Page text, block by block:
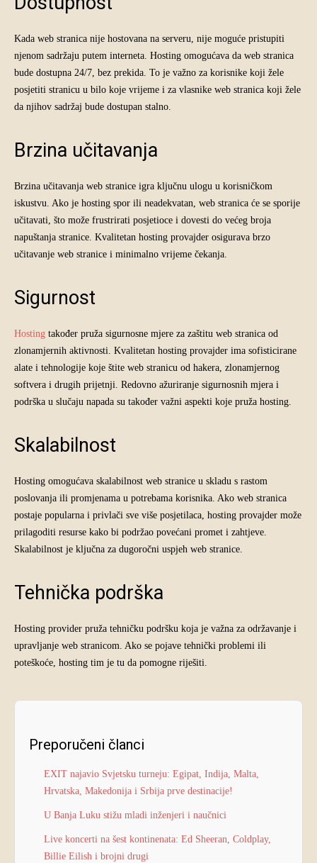
Kada web stranica nije hostovana na serveru, nije moguće pristupiti
njenom sadržaju putem interneta. Hosting omogućava da web stranica
bude dostupna 24/7, bez prekida. To je važno za korisnike koji žele
posjetiti stranicu u bilo koje vrijeme i za vlasnike web stranica koji žele
da njihov sadržaj bude dostupan stalno.
Brzina učitavanja
Brzina učitavanja web stranice igra ključnu ulogu u korisničkom
iskustvu. Ako je hosting spor ili neadekvatan, web stranica će se sporije
učitavati, što može frustrirati posjetioce i dovesti do većeg broja
napuštanja stranice. Kvalitetan hosting provajder osigurava brzo
učitavanje web stranice i minimalno vrijeme čekanja.
Sigurnost
Hosting također pruža sigurnosne mjere za zaštitu web stranica od
zlonamjernih aktivnosti. Kvalitetan hosting provajder ima sofisticirane
alate i tehnologije koje štite web stranicu od hakera, zlonamjernog
softvera i drugih prijetnji. Redovno ažuriranje sigurnosnih mjera i
podrška u slučaju napada su također važni aspekti koje pruža hosting.
Skalabilnost
Hosting omogućava skalabilnost web stranice u skladu s rastom
poslovanja ili promjenama u potrebama korisnika. Ako web stranica
postaje popularna i privlači sve više posjetilaca, hosting provajder može
prilagoditi resurse kako bi podržao povećani promet i zahtjeve.
Skalabilnost je ključna za dugoročni uspjeh web stranice.
Tehnička podrška
Hosting provider pruža tehničku podršku koja je važna za održavanje i
upravljanje web stranicom. Ako se pojave tehnički problemi ili
poteškoće, hosting tim je tu da pomogne riješiti.
Preporučeni članci
EXIT najavio Svjetsku turneju: Egipat, Indija, Malta,
Hrvatska, Makedonija i Srbija prve destinacije!
U Banja Luku stižu mladi inženjeri i naučnici
Live koncerti na šest kontinenata: Ed Sheeran, Coldplay,
Billie Eilish i brojni drugi